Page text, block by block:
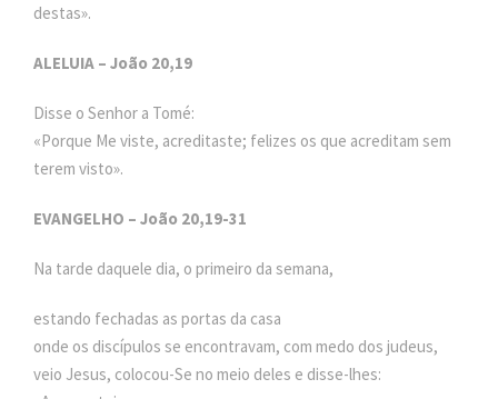
destas».
ALELUIA – João 20,19
Disse o Senhor a Tomé:
«Porque Me viste, acreditaste; felizes os que acreditam sem
terem visto».
EVANGELHO – João 20,19-31
Na tarde daquele dia, o primeiro da semana,
estando fechadas as portas da casa
onde os discípulos se encontravam, com medo dos judeus,
veio Jesus, colocou-Se no meio deles e disse-lhes: